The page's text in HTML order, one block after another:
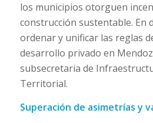
los municipios otorguen
construcción sustentable. En
ordenar y unificar las reglas
desarrollo privado en
subsecretaria de
Territorial.
Superación de asimetrías y